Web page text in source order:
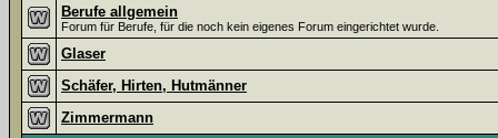
Berufe allgemein
Forum für Berufe, für die noch kein eigenes Forum eingerichtet wurde.
Glaser
Schäfer, Hirten, Hutmänner
Zimmermann